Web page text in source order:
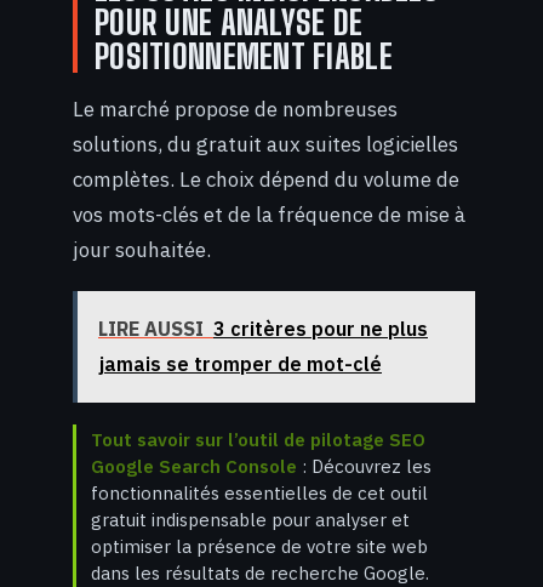
POUR UNE ANALYSE DE
POSITIONNEMENT FIABLE
Le marché propose de nombreuses
solutions, du gratuit aux suites logicielles
complètes. Le choix dépend du volume de
vos mots-clés et de la fréquence de mise à
jour souhaitée.
LIRE AUSSI 3 critères pour ne plus
jamais se tromper de mot-clé
Tout savoir sur l’outil de pilotage SEO
Google Search Console : Découvrez les
fonctionnalités essentielles de cet outil
gratuit indispensable pour analyser et
optimiser la présence de votre site web
dans les résultats de recherche Google.